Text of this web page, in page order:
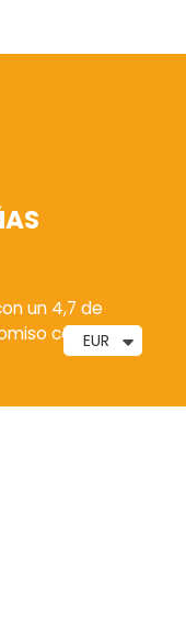
un 4,7 de
con la
EUR